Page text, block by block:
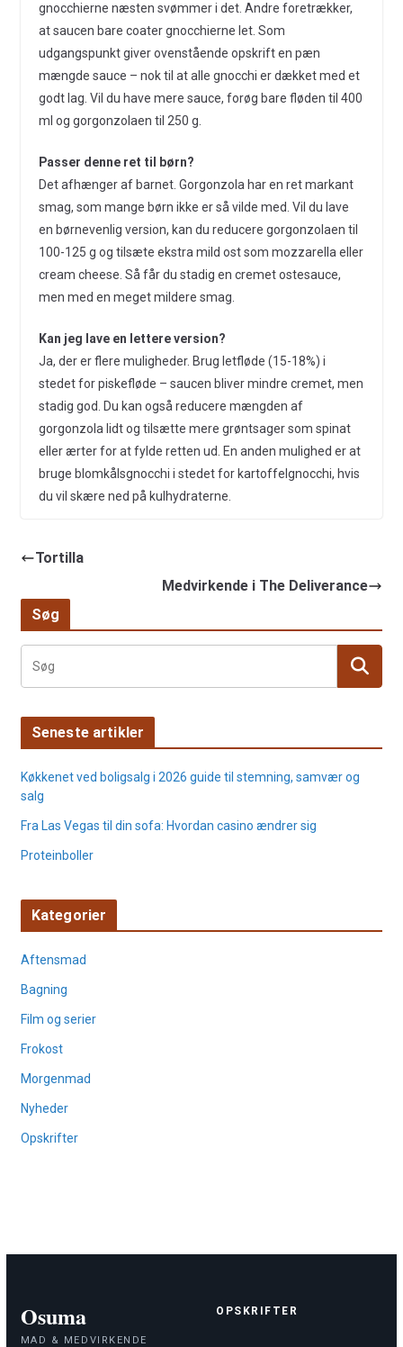
gnocchierne næsten svømmer i det. Andre foretrækker,
at saucen bare coater gnocchierne let. Som
udgangspunkt giver ovenstående opskrift en pæn
mængde sauce – nok til at alle gnocchi er dækket med et
godt lag. Vil du have mere sauce, forøg bare fløden til 400
ml og gorgonzolaen til 250 g.
Passer denne ret til børn?
Det afhænger af barnet. Gorgonzola har en ret markant
smag, som mange børn ikke er så vilde med. Vil du lave
en børnevenlig version, kan du reducere gorgonzolaen til
100-125 g og tilsæte ekstra mild ost som mozzarella eller
cream cheese. Så får du stadig en cremet ostesauce,
men med en meget mildere smag.
Kan jeg lave en lettere version?
Ja, der er flere muligheder. Brug letfløde (15-18%) i
stedet for piskefløde – saucen bliver mindre cremet, men
stadig god. Du kan også reducere mængden af
gorgonzola lidt og tilsætte mere grøntsager som spinat
eller ærter for at fylde retten ud. En anden mulighed er at
bruge blomkålsgnocchi i stedet for kartoffelgnocchi, hvis
du vil skære ned på kulhydraterne.
Tortilla
Medvirkende i The Deliverance
Søg
Seneste artikler
Køkkenet ved boligsalg i 2026 guide til stemning, samvær og
salg
Fra Las Vegas til din sofa: Hvordan casino ændrer sig
Proteinboller
Kategorier
Aftensmad
Bagning
Film og serier
Frokost
Morgenmad
Nyheder
Opskrifter
Osuma
MAD & MEDVIRKENDE
OPSKRIFTER